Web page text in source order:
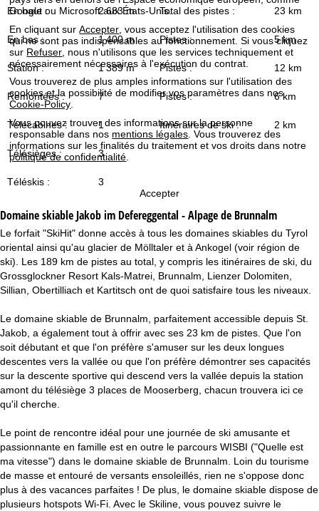
Google ou Microsoft aux États-Unis.
En cliquant surAccepter , vous acceptez l'utilisation des cookies
qui ne sont pas indispensables au fonctionnement. Si vous cliquez
sur Refuser , nous n'utilisons que les services techniquement et
nécessairement nécessaires à l'exécution du contrat.
Vous trouverez de plus amples informations sur l'utilisation des
cookies et la possibilité de modifier vos paramètres dans nos
Cookie-Policy
Vous pouvez trouver des informations sur la personne
responsable dans nos mentions légales . Vous trouverez des
informations sur les finalités du traitement et vos droits dans notre
politique de confidentialité
Accepter
a
c
c
e
i
En haut : 2 683 m Total des pistes : 23 km
En bas : 1 400 m Pistes : 5 km
Station : 1 389 m Pistes : 12 km
Remontées : 7 Pistes : 6 km
Télécabines : 1 Itinéraires de ski : 2 km
Télésièges : 3
Téléskis : 3
Domaine skiable Jakob im Defereggental - Alpage de Brunnalm
Le forfait "SkiHit" donne accès à tous les domaines skiables du Tyrol
oriental ainsi qu'au glacier de Mölltaler et à Ankogel (voir région de
ski). Les 189 km de pistes au total, y compris les itinéraires de ski, du
Grossglockner Resort Kals-Matrei, Brunnalm, Lienzer Dolomiten,
Sillian, Obertilliach et Kartitsch ont de quoi satisfaire tous les niveaux.
Le domaine skiable de Brunnalm, parfaitement accessible depuis St.
Jakob, a également tout à offrir avec ses 23 km de pistes. Que l'on
soit débutant et que l'on préfère s'amuser sur les deux longues
descentes vers la vallée ou que l'on préfère démontrer ses capacités
sur la descente sportive qui descend vers la vallée depuis la station
amont du télésiège 3 places de Mooserberg, chacun trouvera ici ce
qu'il cherche.
Le point de rencontre idéal pour une journée de ski amusante et
passionnante en famille est en outre le parcours WISBI ("Quelle est
ma vitesse") dans le domaine skiable de Brunnalm. Loin du tourisme
de masse et entouré de versants ensoleillés, rien ne s'oppose donc
plus à des vacances parfaites ! De plus, le domaine skiable dispose de
plusieurs hotspots Wi-Fi. Avec le Skiline, vous pouvez suivre le